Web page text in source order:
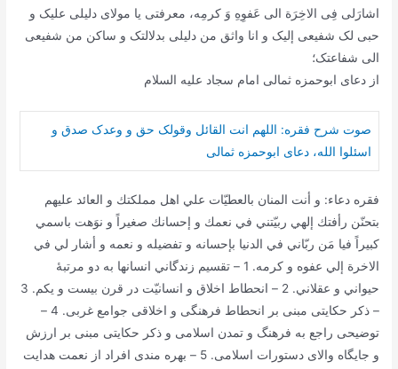
اشارَلى فِى الاخِرَة الى عَفوِهِ وَ کرمِه، معرفتى یا مولاى دلیلى علیک و
حبى لک شفیعى إلیک و انا واثق من دلیلى بدلالتک و ساکن من شفیعى
الى شفاعتک؛
از دعای ابوحمزه ثمالی امام سجاد علیه السلام
صوت شرح فقره: اللهم انت القائل وقولک حق و وعدک صدق و
اسئلوا الله، دعای ابوحمزه ثمالی
فقره دعاء: و أنت المنان بالعطيّات علي اهل مملكتك و العائد عليهم
بتحنّن رأفتك إلهي ربيّتني في نعمك و إحسانك صغيراً و نوَهت باسمي
كبيراً فيا مَن ربّاني في الدنيا بإحسانه و تفضيله و نعمه و أشار لي في
الاخرة إلي عفوه و كرمه. 1 – تقسيم زندگاني انسانها به دو مرتبۀ
حيواني و عقلاني. 2 – انحطاط اخلاق و انسانيّت در قرن بيست و يكم. 3
– ذکر حکایتی مبنی بر انحطاط فرهنگی و اخلاقی جوامع غربی. 4 –
توضیحی راجع به فرهنگ و تمدن اسلامی و ذکر حکایتی مبنی بر ارزش
و جایگاه والای دستورات اسلامی. 5 – بهره مندی افراد از نعمت هدایت